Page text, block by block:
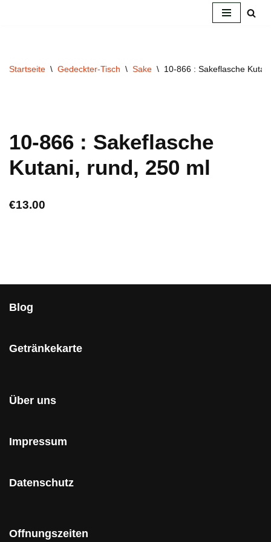
Startseite \ Gedeckter-Tisch \ Sake \ 10-866 : Sakeflasche
10-866 : Sakeflasche
Kutani, rund, 250 ml
€13.00
Blog
Getränkekarte
Über uns
Impressum
Datenschutz
Offnungszeiten